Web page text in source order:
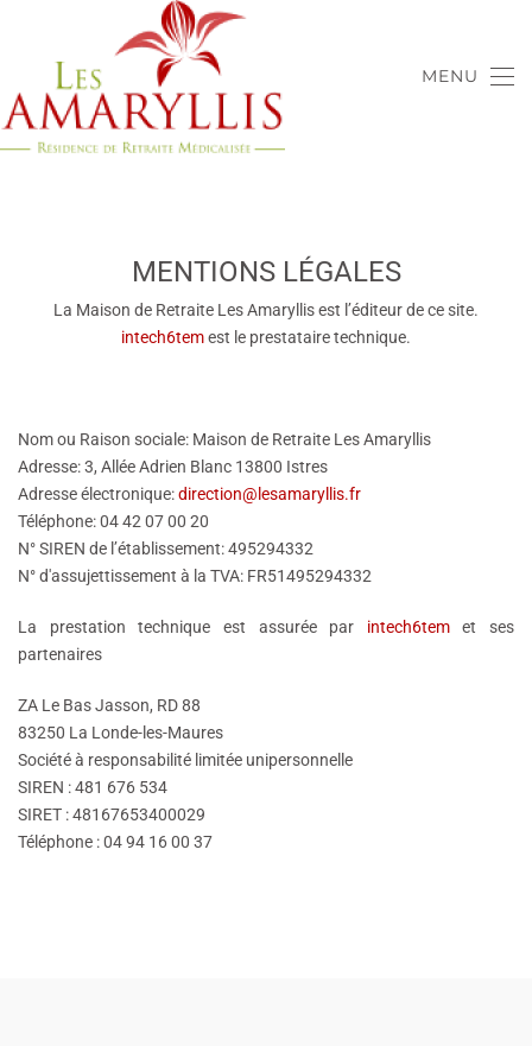
Accéder au contenu principal MENU
MENTIONS LÉGALES
La Maison de Retraite Les Amaryllis est l’éditeur de ce site.
intech6temest le prestataire technique.
Nom ou Raison sociale: Maison de Retraite Les Amaryllis
Adresse: 3, Allée Adrien Blanc 13800 Istres
Adresse électronique:direction@lesamaryllis.fr
Téléphone: 04 42 07 00 20
N° SIREN de l’établissement: 495294332
N° d'assujettissement à la TVA: FR51495294332
La prestation technique est assurée par intech6temet ses
partenaires
ZA Le Bas Jasson, RD 88
83250 La Londe-les-Maures
Société à responsabilité limitée unipersonnelle
SIREN : 481 676 534
SIRET : 48167653400029
Téléphone : 04 94 16 00 37